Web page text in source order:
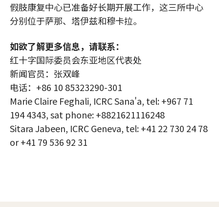
假肢康复中心已准备好长期开展工作，这三所中心
分别位于萨那、塔伊兹和穆卡拉。
如欲了解更多信息，请联系：
红十字国际委员会东亚地区代表处
新闻官员：张双峰
电话：+86 10 85323290-301
Marie Claire Feghali, ICRC Sana'a, tel: +967 71
194 4343, sat phone: +8821621116248
Sitara Jabeen, ICRC Geneva, tel: +41 22 730 24 78
or +41 79 536 92 31